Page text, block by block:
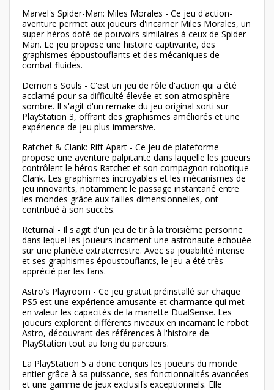
Marvel's Spider-Man: Miles Morales - Ce jeu d'action-
aventure permet aux joueurs d'incarner Miles Morales, un
super-héros doté de pouvoirs similaires à ceux de Spider-
Man. Le jeu propose une histoire captivante, des
graphismes époustouflants et des mécaniques de
combat fluides.
Demon's Souls - C'est un jeu de rôle d'action qui a été
acclamé pour sa difficulté élevée et son atmosphère
sombre. Il s'agit d'un remake du jeu original sorti sur
PlayStation 3, offrant des graphismes améliorés et une
expérience de jeu plus immersive.
Ratchet & Clank: Rift Apart - Ce jeu de plateforme
propose une aventure palpitante dans laquelle les joueurs
contrôlent le héros Ratchet et son compagnon robotique
Clank. Les graphismes incroyables et les mécanismes de
jeu innovants, notamment le passage instantané entre
les mondes grâce aux failles dimensionnelles, ont
contribué à son succès.
Returnal - Il s'agit d'un jeu de tir à la troisième personne
dans lequel les joueurs incarnent une astronaute échouée
sur une planète extraterrestre. Avec sa jouabilité intense
et ses graphismes époustouflants, le jeu a été très
apprécié par les fans.
Astro's Playroom - Ce jeu gratuit préinstallé sur chaque
PS5 est une expérience amusante et charmante qui met
en valeur les capacités de la manette DualSense. Les
joueurs explorent différents niveaux en incarnant le robot
Astro, découvrant des références à l'histoire de
PlayStation tout au long du parcours.
La PlayStation 5 a donc conquis les joueurs du monde
entier grâce à sa puissance, ses fonctionnalités avancées
et une gamme de jeux exclusifs exceptionnels. Elle